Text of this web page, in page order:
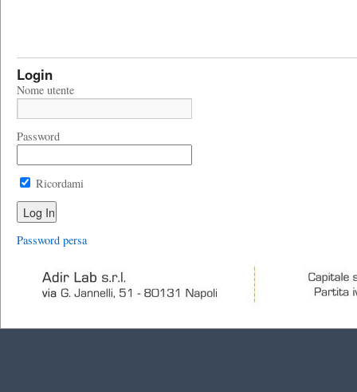
Login
Nome utente
Password
Ricordami
Password persa